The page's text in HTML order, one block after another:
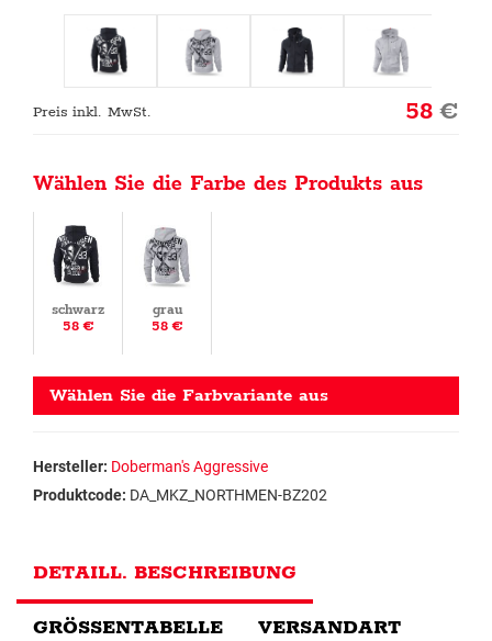
Preis inkl. MwSt. 58€
Wählen Sie die Farbe des Produkts aus
schwarz
58 €
grau
58 €
Wählen Sie die Farbvariante aus
Hersteller: Doberman's Aggressive
Produktcode: DA_MKZ_NORTHMEN-BZ202
DETAILL. BESCHREIBUNG
GRÖSSENTABELLE VERSANDART